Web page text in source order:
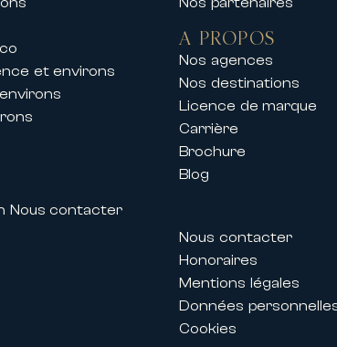
Palais des Festivals permettent
parfaitement adapté à
personnalisé et d’un
peuvent également proposer des
et environs
Nous contacter
A PROPOS
Nos agences
Nos destinations
Licence de marque
Carrière
Brochure
Blog
Nous contacter
Honoraires
Mentions légales
Données
Cookies